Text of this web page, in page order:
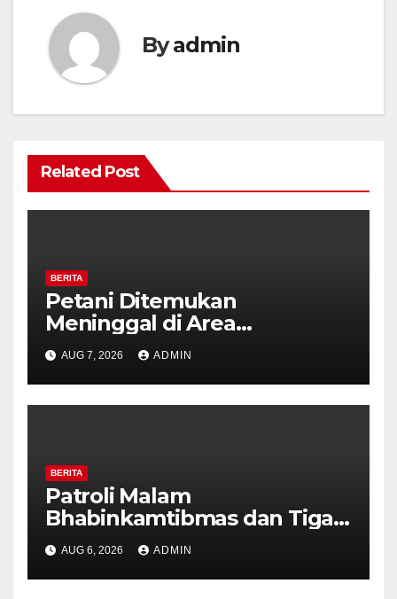
Byadmin
Related Post
BERITA
Petani Ditemukan
Meninggal di Area
Persawahan Kalibeji, Polisi
Pastikan Tidak Ada Tanda
Kekerasan
AUG 7, 2026 ADMIN
BERITA
Patroli Malam
Bhabinkamtibmas dan Tiga
Pilar Kelurahan Ungaran
Perkuat Kamtibmas, Warga
Diajak Aktifkan Ronda
AUG 6, 2026 ADMIN